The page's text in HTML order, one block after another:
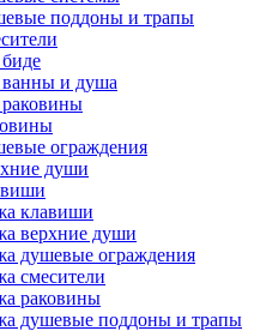
поддоны и трапы
и душа
ограждения
души
клавиши
верхние души
душевые ограждения
смесители
раковины
душевые поддоны и трапы